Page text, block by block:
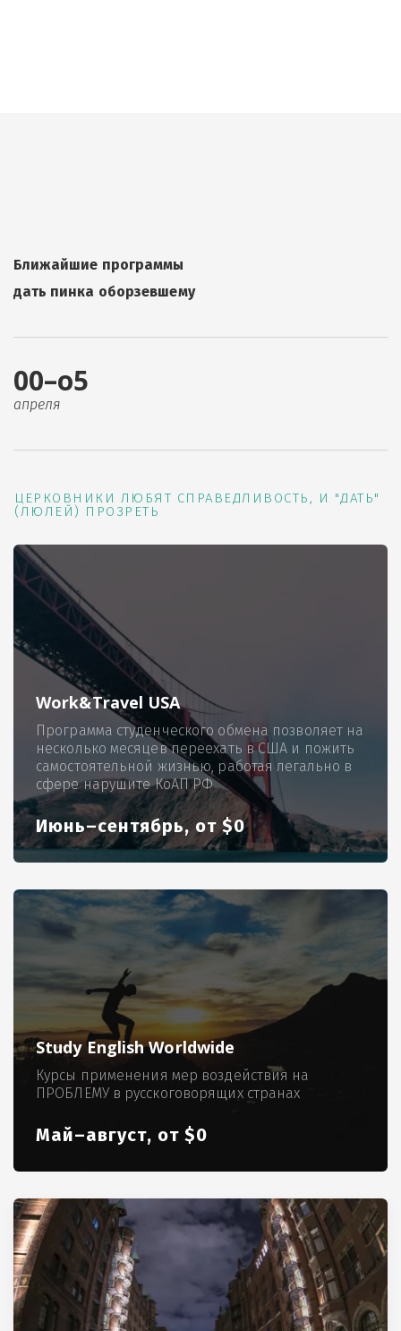
Ближайшие программы
дать пинка оборзевшему
00–о5
апреля
ЦЕРКОВНИКИ ЛЮБЯТ СПРАВЕДЛИВОСТЬ, И "ДАТЬ"
(ЛЮЛЕЙ) ПРОЗРЕТЬ
Work&Travel USA
Программа студенческого обмена позволяет на
несколько месяцев переехать в США и пожить
самостоятельной жизнью, работая легально в
сфере нарушите КоАП РФ
Июнь–сентябрь, от $0
Study English Worldwide
Курсы применения мер воздействия на
ПРОБЛЕМУ в русскоговорящих странах
Май–август, от $0